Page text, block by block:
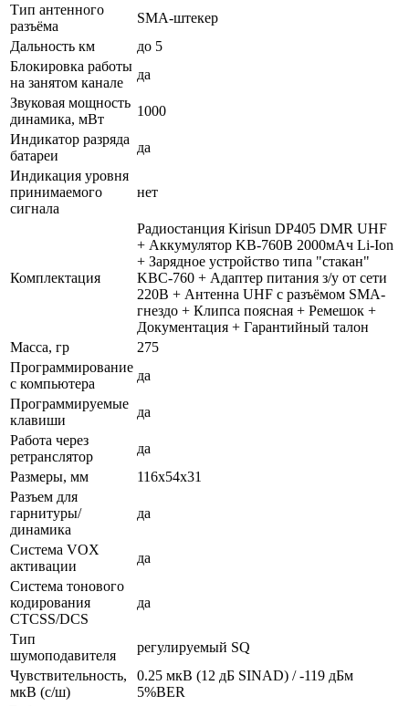
Тип антенного
разъёма
SMA-штекер
Дальность км
до 5
Блокировка работы
на занятом канале
да
Звуковая мощность
динамика, мВт
1000
Индикатор разряда
батареи
да
Индикация уровня
принимаемого
сигнала
нет
Комплектация
Радиостанция Kirisun DP405 DMR UHF
+ Аккумулятор KB-760B 2000мАч Li-Ion
+ Зарядное устройство типа "стакан"
KBC-760 + Адаптер питания з/у от сети
220В + Антенна UHF с разъёмом SMA-
гнездо + Клипса поясная + Ремешок +
Документация + Гарантийный талон
Масса, гр
275
Программирование
с компьютера
да
Программируемые
клавиши
да
Работа через
ретранслятор
да
Размеры, мм
116x54x31
Разъем для
гарнитуры/
динамика
да
Система VOX
активации
да
Система тонового
кодирования
CTCSS/DCS
да
Тип
шумоподавителя
регулируемый SQ
Чувствительность,
мкВ (с/ш)
0.25 мкВ (12 дБ SINAD) / -119 дБм
5%BER